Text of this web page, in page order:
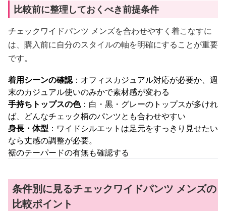
比較前に整理しておくべき前提条件
チェックワイドパンツ メンズを合わせやすく着こなすに
は、購入前に自分のスタイルの軸を明確にすることが重要
です。
着用シーンの確認：オフィスカジュアル対応が必要か、週
末のカジュアル使いのみかで素材感が変わる
手持ちトップスの色：白・黒・グレーのトップスが多けれ
ば、どんなチェック柄のパンツとも合わせやすい
身長・体型 ：ワイドシルエットは足元をすっきり見せたい
なら丈感の調整が必要。
裾のテーパードの有無も確認する
条件別に見るチェックワイドパンツ メンズの
比較ポイント